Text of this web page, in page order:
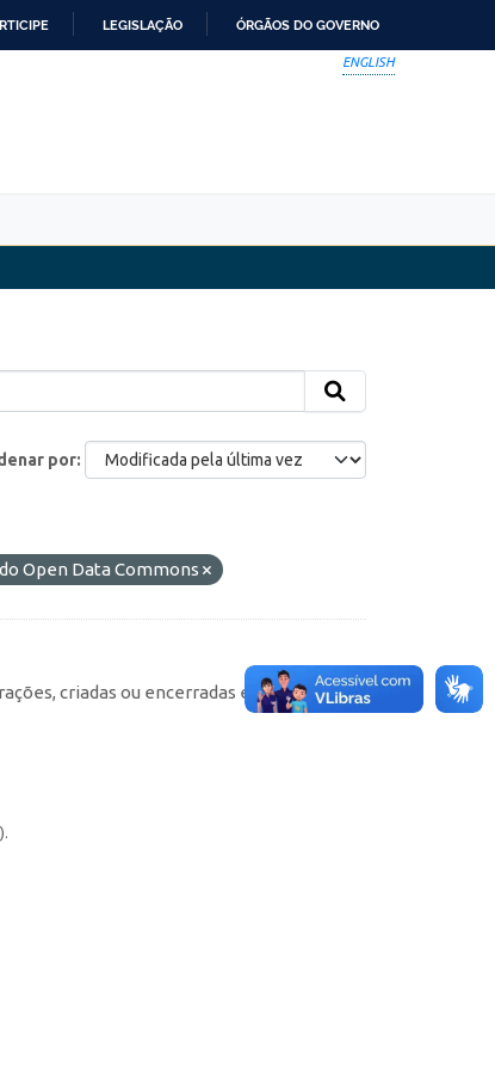
LEGISLAÇÃO ÓRGÃOS DO GOVERNO
ENGLISH
por
Open Data Commons
criadas ou encerradas em cada
).